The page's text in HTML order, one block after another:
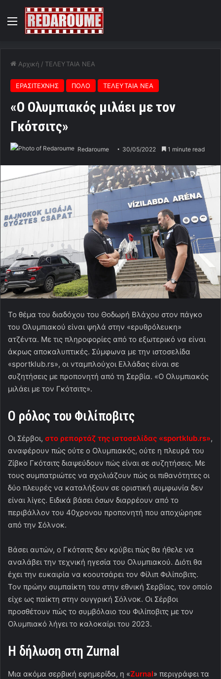
Menu
Αρχική / ΤΕΛΕΥΤΑΙΑ ΝΕΑ
ΕΡΑΣΙΤΕΧΝΗΣ ΠΟΛΟ ΤΕΛΕΥΤΑΙΑ ΝΕΑ
«Ο Ολυμπιακός μιλάει με τον
Γκότσιτς»
Redaroume 30/05/2022 1 minute read
Το θέμα του διαδόχου του Θοδωρή Βλάχου στον πάγκο
του Ολυμπιακού είναι ψηλά στην «ερυθρόλευκη»
ατζέντα. Με τις πληροφορίες από το εξωτερικό να είναι
άκρως αποκαλυπτικές. Σύμφωνα με την ιστοσελίδα
«sportklub.rs», οι νταμπλούχοι Ελλάδας είναι σε
συζητήσεις με προπονητή από τη Σερβία. «Ο Ολυμπιακός
μιλάει με τον Γκότσιτς».
Ο ρόλος του Φιλίποβιτς
Οι Σέρβοι, στο ρεπορτάζ της ιστοσελίδας «sportklub.rs»,
αναφέρουν πώς ούτε ο Ολυμπιακός, ούτε η πλευρά του
Ζίβκο Γκότσιτς διαψεύδουν πώς είναι σε συζητήσεις. Με
τους συμπατριώτες να σχολιάζουν πώς οι πιθανότητες οι
δύο πλευρές να καταλήξουν σε οριστική συμφωνία δεν
είναι λίγες. Ειδικά βάσει όσων διαρρέουν από το
περιβάλλον του 40χρονου προπονητή που αποχώρησε
από την Σόλνοκ.
Βάσει αυτών, ο Γκότσιτς δεν κρύβει πώς θα ήθελε να
αναλάβει την τεχνική ηγεσία του Ολυμπιακού. Διότι θα
έχει την ευκαιρία να κοουτσάρει τον Φίλιπ Φιλίποβιτς.
Τον πρώην συμπαίκτη του στην εθνική Σερβίας, τον οποίο
είχε ως παίκτη στην ουγγρική Σόλνοκ. Οι Σέρβοι
προσθέτουν πώς το συμβόλαιο του Φιλίποβιτς με τον
Ολυμπιακό λήγει το καλοκαίρι του 2023.
Η δήλωση στη Zurnal
Μια ακόμα σερβική εφημερίδα, η «Zurnal» περιγράφει τα